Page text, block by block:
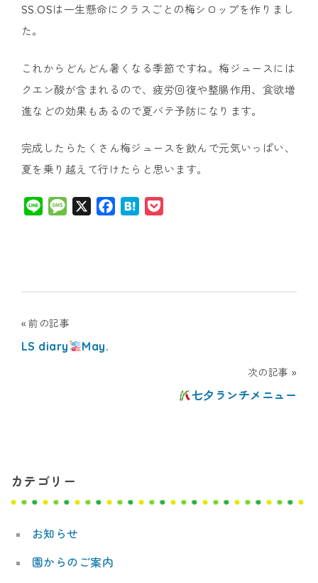
SS.OSは一生懸命にクラスごとの梅シロップを作りまし
た。
これからどんどん暑くなる季節ですね。梅ジュースには
クエン酸が含まれるので、疲労回復や整腸作用、食欲増
進などの効果もあるので夏バテ予防になります。
完成したらたくさん梅ジュースを飲んで元気いっぱい、
夏を乗り越えて行けたらと思います。
Line Message Facebook
Hatena
投
稿
シ
前の記事
LS diary May.
次の記事
七夕ランチメニュー
カテゴリー
お知らせ
園からのご案内